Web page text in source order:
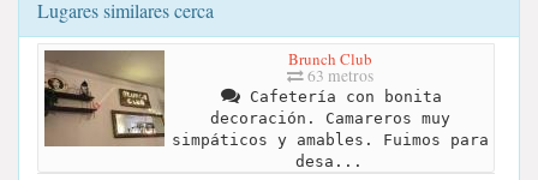
Lugares similares cerca
Brunch Club
63 metros
Cafetería con bonita
decoración. Camareros muy
simpáticos y amables. Fuimos para
desa...